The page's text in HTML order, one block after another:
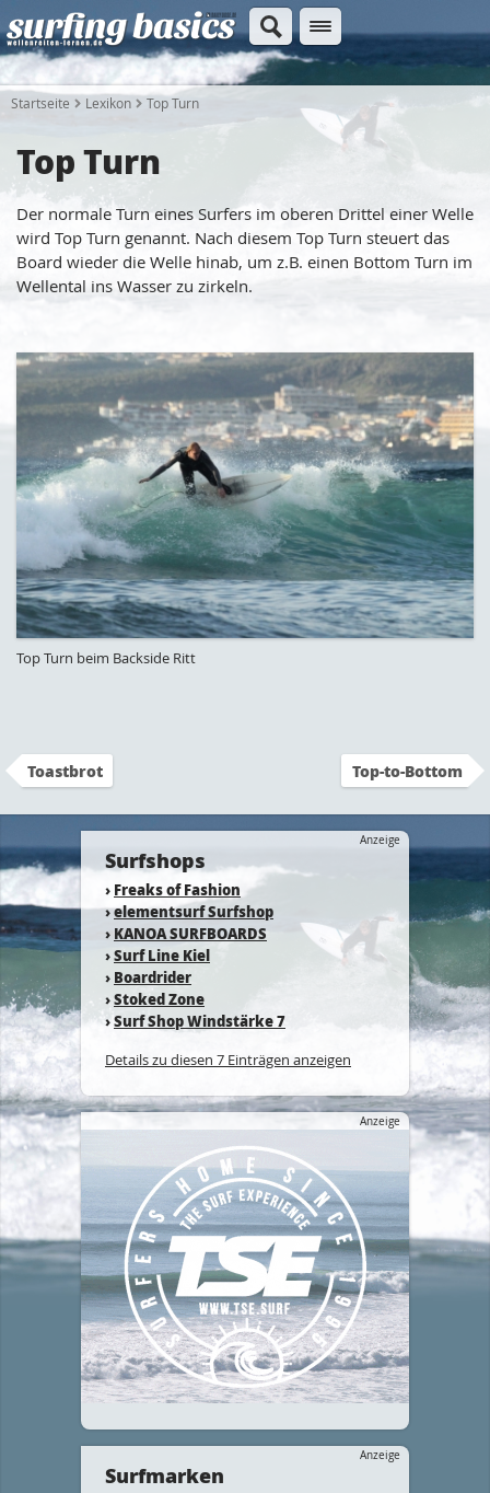
Startseite Lexikon Top Turn
Top Turn
Der normale Turn eines Surfers im oberen Drittel einer Welle
wird Top Turn genannt. Nach diesem Top Turn steuert das
Board wieder die Welle hinab, um z.B. einen Bottom Turn im
Wellental ins Wasser zu zirkeln.
Top Turn beim Backside Ritt
Toastbrot Top-to-Bottom
Anzeige
Surfshops
› Freaks of Fashion
›elementsurf Surfshop
› KANOA SURFBOARDS
›Surf Line Kiel
› Boardrider
›Stoked Zone
›Surf Shop Windstärke 7
Details zu diesen 7 Einträgen anzeigen
Anzeige
Anzeige
Surfmarken